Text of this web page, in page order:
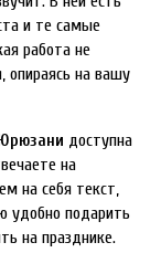
и те самые
работа не
на вашу
доступна
на
на себя текст,
удобно подарить
на празднике.